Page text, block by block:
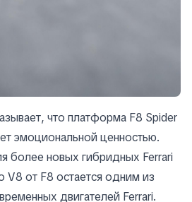
что платформа F8 Spider
эмоциональной ценностью.
более новых гибридных Ferrari
V8 от F8 остается одним из
двигателей Ferrari.